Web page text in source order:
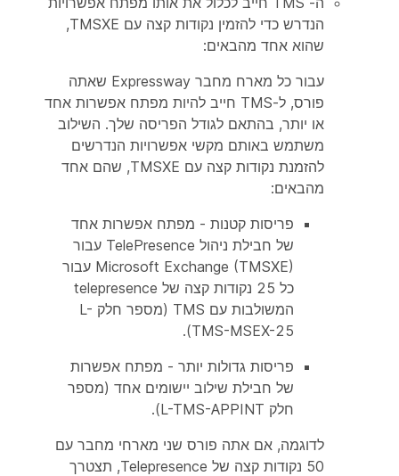
הנדרש כדי להזמין נקודות קצה עם TMSXE,
שהוא אחד מהבאים:
עבור כל מארח מחבר Expressway שאתה
פורס, ל-TMS חייב להיות מפתח אפשרות אחד
או יותר, בהתאם לגודל הפריסה שלך. השילוב
משתמש באותם מקשי אפשרויות הנדרשים
להזמנת נקודות קצה עם TMSXE, שהם אחד
מהבאים:
פריסות קטנות - מפתח אפשרות אחד
של חבילת ניהול TelePresence עבור
Microsoft Exchange (TMSXE) עבור
כל 25 נקודות קצה של telepresence
המשולבות עם TMS (מספר חלק L-
TMS-MSEX-25).
פריסות גדולות יותר - מפתח אפשרות
של חבילת שילוב יישומים אחד (מספר
חלק L-TMS-APPINT).
לדוגמה, אם אתה פורס שני מארחי מחבר עם
50 נקודות קצה של Telepresence, תצטרך